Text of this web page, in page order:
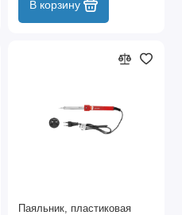
В корзину
Паяльник, пластиковая